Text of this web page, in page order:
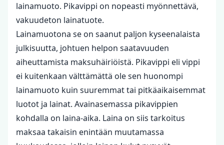
lainamuoto. Pikavippi on nopeasti myönnettävä,
vakuudeton lainatuote.
Lainamuotona se on saanut paljon kyseenalaista
julkisuutta, johtuen helpon saatavuuden
aiheuttamista maksuhäiriöistä. Pikavippi eli vippi
ei kuitenkaan välttämättä ole sen huonompi
lainamuoto kuin suuremmat tai pitkäaikaisemmat
luotot ja lainat. Avainasemassa pikavippien
kohdalla on laina-aika. Laina on siis tarkoitus
maksaa takaisin enintään muutamassa